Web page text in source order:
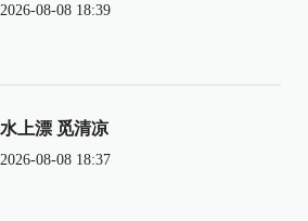
2026-08-08 18:39
水上漂 觅清凉
2026-08-08 18:37